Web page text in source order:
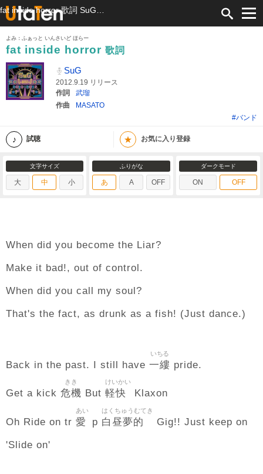
よみ：ふぁっと いんさいど ほらー
fat inside horror 歌詞
SuG
2012.9.19 リリース
作詞
武瑠
作曲
MASATO
#バンド
試聴 ★ お気に入り登録
文字サイズ
大 中 小
ふりがな
あ A OFF
ダークモード
ON OFF
When did you become the Liar?
Make it bad!, out of control.
When did you call my soul?
That's the fact, as drunk as a fish! (Just dance.)
Back in the past. I still have 一縷
いちる
pride.
Get a kick 危機
きき
But 軽快
けいかい
Klaxon
Oh Ride on tr 愛
あい
p 白昼夢的
はくちゅうむてき
Gig!! Just keep on
'Slide on'